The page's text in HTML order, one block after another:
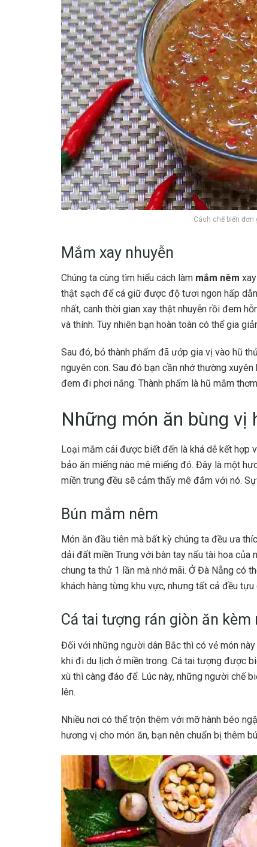
Cách chế biến
Mắm xay nhuyễn
Chúng ta cùng tìm hiểu cách làm mắm nêm
thật sạch để cá giữ được độ tươi ngon hấp
nhất, canh thời gian xay thật nhuyễn rồi đem
và thính. Tuy nhiên bạn hoàn toàn có thể gia
Sau đó, bỏ thành phẩm đã ướp gia vị vào hũ
nguyên con. Sau đó bạn cần nhớ thường
đem đi phơi nắng. Thành phẩm là hũ mắm
Những món ăn bùng vị
Loại mắm cái được biết đến là khá dễ kết hợp
bảo ăn miếng nào mê miếng đó. Đây là một
miền trung đều sẽ cảm thấy mê đắm với nó.
Bún mắm nêm
Món ăn đầu tiên mà bất kỳ chúng ta đều ưa
dải đất miền Trung với bàn tay nấu tài hoa
chung ta thử 1 lần mà nhớ mãi. Ở Đà Nẵng có
khách hàng từng khu vực, nhưng tất cả đều
Cá tai tượng rán giòn ăn kèm
Đối với những người dân Bắc thì có vẻ món
khi đi du lịch ở miền trong. Cá tai tượng được
xù thì càng đáo để. Lúc này, những người chế
lên.
Nhiều nơi có thể trộn thêm với mỡ hành béo
hương vị cho món ăn, bạn nên chuẩn bị thêm